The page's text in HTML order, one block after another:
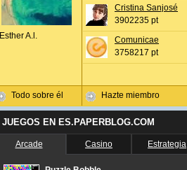
Esther A.l.
Todo sobre él
Cristina Sanjosé
3902235 pt
Comunicae
3758217 pt
Hazte miembro
JUEGOS EN ES.PAPERBLOG.COM
Arcade Casino Estrategia